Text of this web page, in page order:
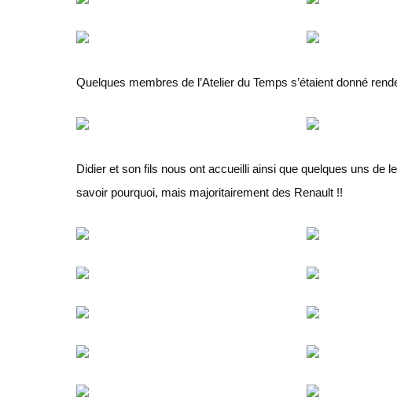
Quelques membres de l’Atelier du Temps s’étaient donné
Didier et son fils nous ont accueilli ainsi que quelques uns de
savoir pourquoi, mais majoritairement des Renault !!